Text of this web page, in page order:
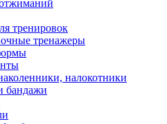
тренировок
тренажеры
налокотники
бандажи